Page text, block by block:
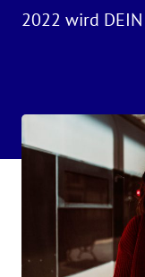
2022 wird DEIN